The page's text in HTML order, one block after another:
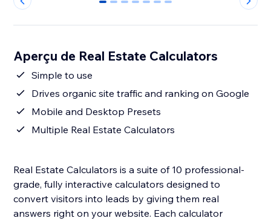
0 1 2 3 4 5 6
Aperçu de Real Estate Calculators
Simple to use
Drives organic site traffic and ranking on Google
Mobile and Desktop Presets
Multiple Real Estate Calculators
Real Estate Calculators is a suite of 10 professional-
grade, fully interactive calculators designed to
convert visitors into leads by giving them real
answers right on your website. Each calculator